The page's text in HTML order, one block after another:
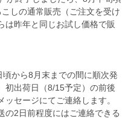
しの通常販売（ご注文を受け
は昨年と同じお試し価格で販
から8月末までの間に順次発
初出荷日（8/15予定）の前後
セージにてご連絡します。
の2日前程度にはご連絡できる